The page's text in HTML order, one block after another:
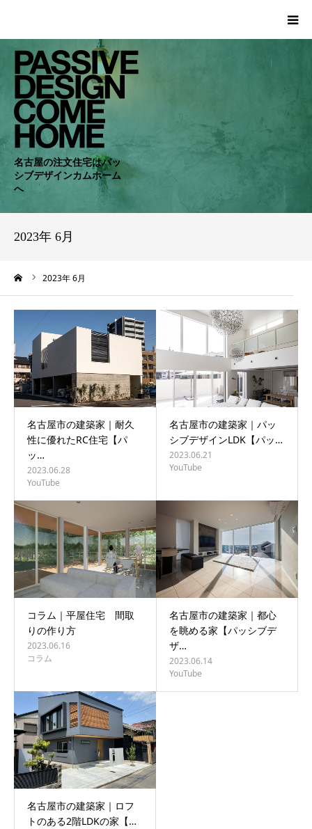
名古屋の注文住宅はパッ
シブデザインカムホーム
へ
2023年 6月
2023年 6月
名古屋市の建築家｜耐久
性に優れたRC住宅【パ
ッ…
2023.06.28
YouTube
名古屋市の建築家｜パッ
シブデザインLDK【パッ…
2023.06.21
YouTube
コラム｜平屋住宅 間取
りの作り方
2023.06.16
コラム
名古屋市の建築家｜都心
を眺める家【パッシブデ
ザ…
2023.06.14
YouTube
名古屋市の建築家｜ロフ
トのある2階LDKの家【…
HOME
WORKS
COMPANY
CONCEPT
NEWS
BLOG
CONTACT